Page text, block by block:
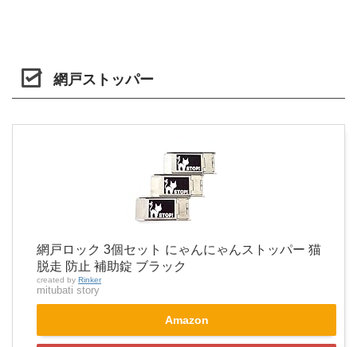
網戸ストッパー
網戸ロック 3個セット にゃんにゃんストッパー 猫
脱走 防止 補助錠 ブラック
created by Rinker
mitubati story
Amazon